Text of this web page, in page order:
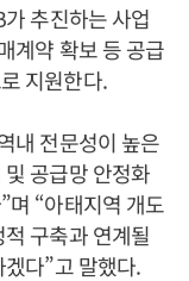
추진하는 사업
계약 확보 등 공급
지원한다.
내 전문성이 높은
공급망 안정화
며 “아태지역 개도
구축과 연계될
다”고 말했다.